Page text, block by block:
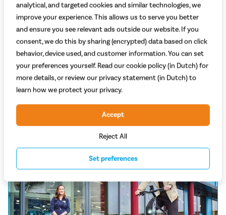
Pegasus Premio Evo 9 2024
(1)
Motor: Bosch Performance BES3
Kracht motor (Nm): 75
Type aandrijving: Ketting
Adviesprijs 3.899,- 2.199,-
analytical, and targeted cookies and similar technologies, we
improve your experience. This allows us to serve you better
and ensure you see relevant ads outside our website. If you
consent, we do this by sharing (encrypted) data based on click
behavior, device used, and customer information. You can set
your preferences yourself. Read our cookie policy (in Dutch) for
more details, or review our privacy statement (in Dutch) to
learn how we protect your privacy.
Reject All
Accept
Set preferences